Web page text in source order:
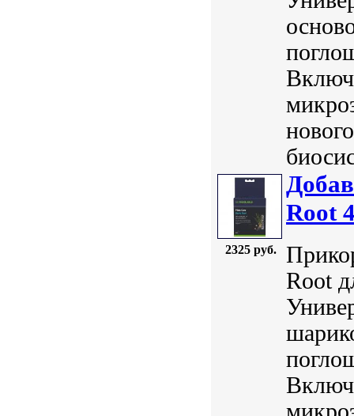
2325 руб.
Root
Root